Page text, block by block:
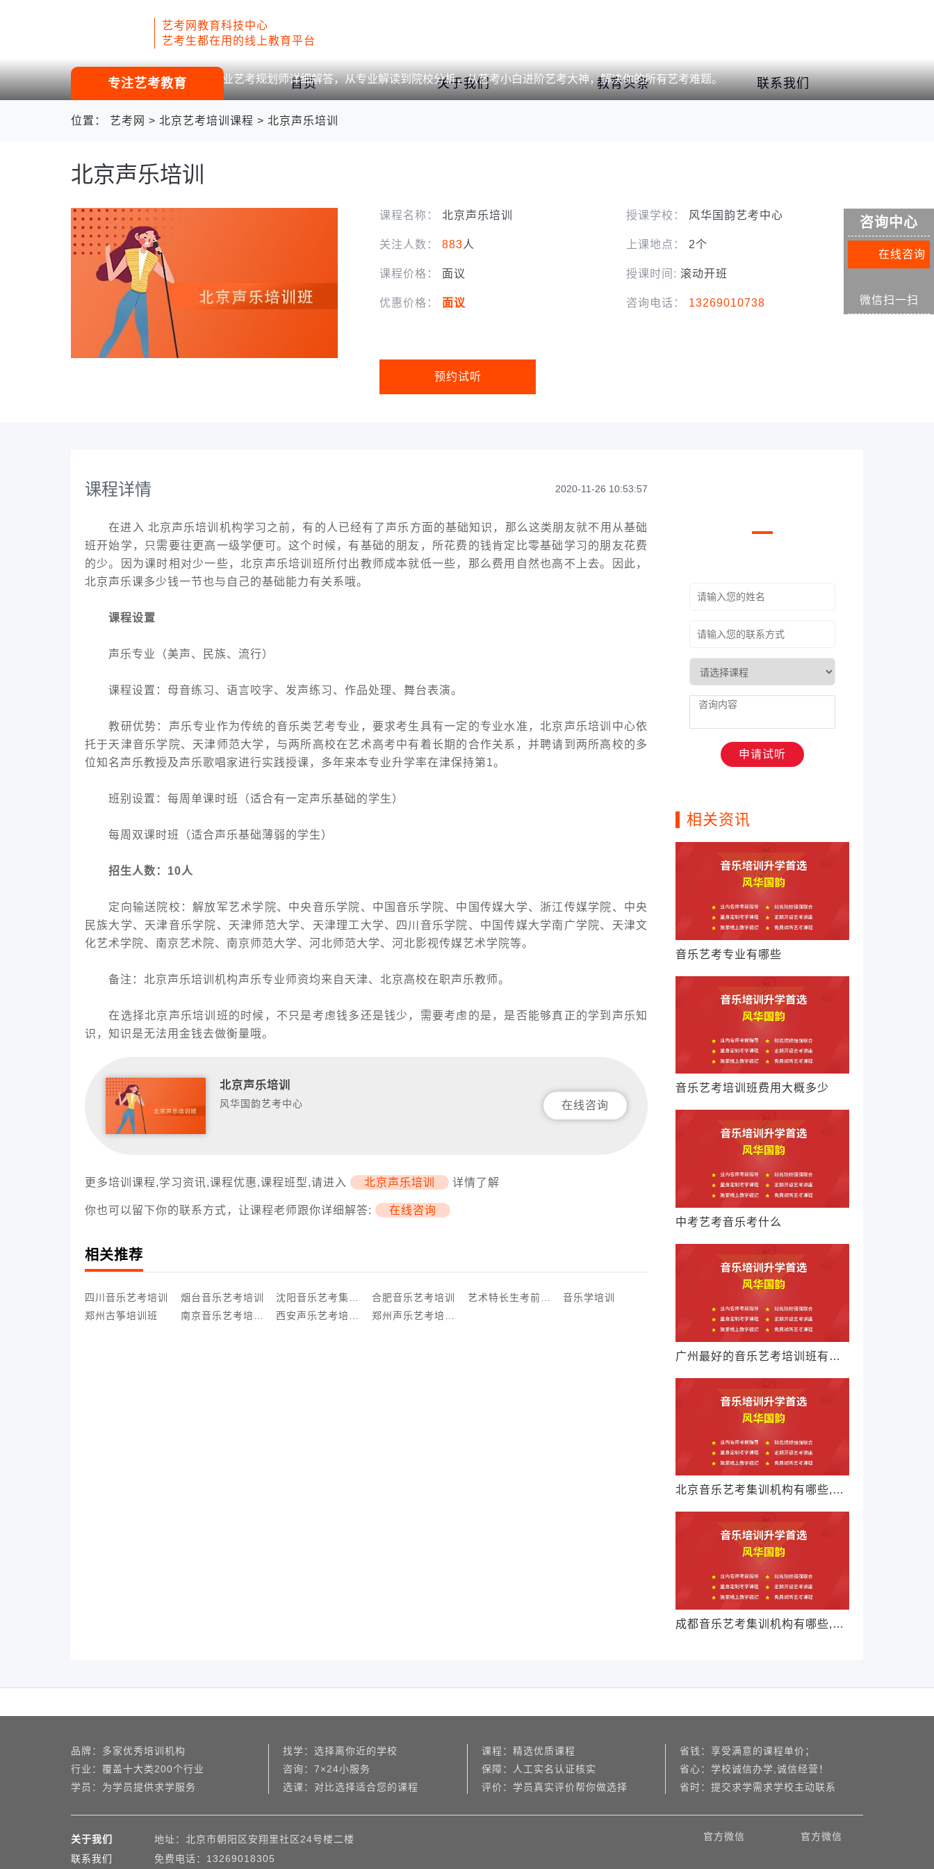
艺考网教育科技中心
艺考生都在用的线上教育平台
专注艺考教育 首页 关于我们 教育头条 联系我们
专业艺考规划师详细解答，从专业解读到院校分析，从艺考小白进阶艺考大神，解决你的所有艺考难题。
位置： 艺考网 > 北京艺考培训课程 > 北京声乐培训
北京声乐培训
课程名称： 北京声乐培训 授课学校： 风华国韵艺考中心
关注人数： 883人 上课地点： 2个
课程价格： 面议 授课时间: 滚动开班
优惠价格： 面议 咨询电话： 13269010738
预约试听
课程详情 2020-11-26 10:53:57
在进入 北京声乐培训机构学习之前，有的人已经有了声乐方面的基础知识，那么这类朋友就不用从基础
班开始学，只需要往更高一级学便可。这个时候，有基础的朋友，所花费的钱肯定比零基础学习的朋友花费
的少。因为课时相对少一些，北京声乐培训班所付出教师成本就低一些，那么费用自然也高不上去。因此，
北京声乐课多少钱一节也与自己的基础能力有关系哦。
课程设置
声乐专业（美声、民族、流行）
课程设置：母音练习、语言咬字、发声练习、作品处理、舞台表演。
教研优势：声乐专业作为传统的音乐类艺考专业，要求考生具有一定的专业水准，北京声乐培训中心依
托于天津音乐学院、天津师范大学，与两所高校在艺术高考中有着长期的合作关系，并聘请到两所高校的多
位知名声乐教授及声乐歌唱家进行实践授课，多年来本专业升学率在津保持第1。
班别设置：每周单课时班（适合有一定声乐基础的学生）
每周双课时班（适合声乐基础薄弱的学生）
招生人数：10人
定向输送院校：解放军艺术学院、中央音乐学院、中国音乐学院、中国传媒大学、浙江传媒学院、中央
民族大学、天津音乐学院、天津师范大学、天津理工大学、四川音乐学院、中国传媒大学南广学院、天津文
化艺术学院、南京艺术院、南京师范大学、河北师范大学、河北影视传媒艺术学院等。
备注：北京声乐培训机构声乐专业师资均来自天津、北京高校在职声乐教师。
在选择北京声乐培训班的时候，不只是考虑钱多还是钱少，需要考虑的是，是否能够真正的学到声乐知
识，知识是无法用金钱去做衡量哦。
北京声乐培训
风华国韵艺考中心 在线咨询
更多培训课程,学习资讯,课程优惠,课程班型,请进入 北京声乐培训 详情了解
你也可以留下你的联系方式，让课程老师跟你详细解答: 在线咨询
相关推荐
四川音乐艺考培训 烟台音乐艺考培训 合肥音乐艺考培训
音乐学培训
郑州古筝培训班
相关资讯
音乐艺考专业有哪些
音乐艺考培训班费用大概多少
中考艺考音乐考什么
广州最好的音乐艺考培训班有哪些,怎么选择
北京音乐艺考集训机构有哪些,怎么选择
成都音乐艺考集训机构有哪些,怎么选择
品牌：多家优秀培训机构
行业：覆盖十大类200个行业
学员：为学员提供求学服务
找学：选择离你近的学校
咨询：7×24小服务
选课：对比选择适合您的课程
课程：精选优质课程
保障：人工实名认证核实
评价：学员真实评价帮你做选择
省钱：享受满意的课程单价；
省心：学校诚信办学,诚信经营！
省时：提交求学需求学校主动联系
关于我们
联系我们
地址：北京市朝阳区安翔里社区24号楼二楼
免费电话：13269018305
官方微信 官方微信
咨询中心
在线咨询
微信扫一扫